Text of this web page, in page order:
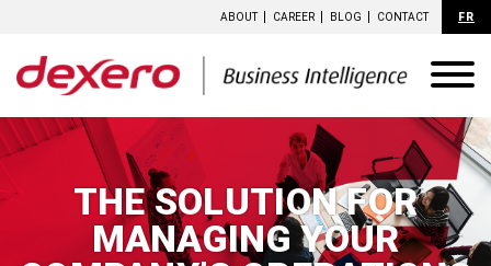
ABOUT CAREER BLOG CONTACT FR
THE SOLUTION FOR
MANAGING YOUR